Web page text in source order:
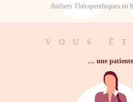
Ateliers Thérapeuthiques en
VOUS
… une patiente